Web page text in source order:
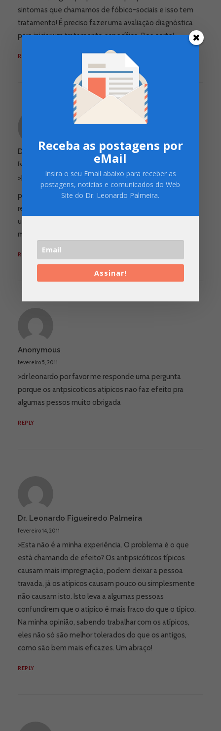
sintomas que chamamos de fóbico-sociais e isso tem
tratamento! É preciso fazer uma avaliação diagnóstica
para iniciar um tratamento específico. Boa sorte!
REPLY
Dr. Leonardo Figueiredo Palmeira
fevereiro 4, 2011
>Raquel,
parece mesmo angústia. Que bom que a terapia e a
religião estão te ajudando, mas não hesite em procurar
uma ajuda médica se sentir que os sintomas não estão
melhorando. Boa sorte e um abraço!
REPLY
Anonymous
fevereiro 5, 2011
>dr leonardo por favor me responde uma pergunta
porque os antpsicoticos atipicos nao faz efeito pra
algumas pessos muito obrigada
REPLY
Dr. Leonardo Figueiredo Palmeira
fevereiro 14, 2011
>Esta não é a minha experiência. O problema é o que
está chamando de efeito? Os antipsicóticos típicos
causam mais impregnação, podem deixar a pessoa
travada, já os atípicos causam pouco ou simplesmente
não causam isto. Isto leva a algumas pessoas
confundirem que o atípico é mais fraco do que o típico.
Na minha opinião, sabendo trabalhar com os atípicos,
eles não só são melhor tolerados do que os antigos,
como são bem mais eficazes. Um abraço!
REPLY
Receba as postagens por
eMail
Insira o seu Email abaixo para receber as
postagens, notícias e comunicados do Web
Site do Dr. Leonardo Palmeira.
Assinar!